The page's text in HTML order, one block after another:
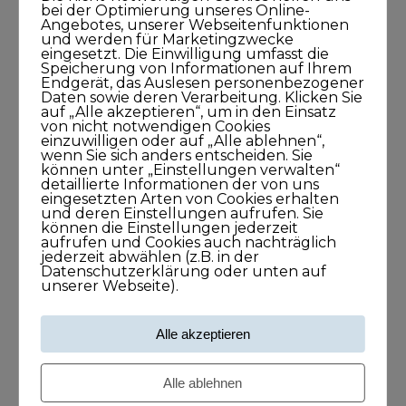
Meine Podcasts
Andreas Dämon ist der Geburtshelfer
für Lösungen
26. November 2021
1Stunde1Minuten
29. September 2021
bei der Optimierung unseres Online-
Angebotes, unserer Webseitenfunktionen
und werden für Marketingzwecke
eingesetzt. Die Einwilligung umfasst die
Speicherung von Informationen auf Ihrem
Endgerät, das Auslesen personenbezogener
Daten sowie deren Verarbeitung. Klicken Sie
auf „Alle akzeptieren“, um in den Einsatz
von nicht notwendigen Cookies
einzuwilligen oder auf „Alle ablehnen“,
wenn Sie sich anders entscheiden. Sie
können unter „Einstellungen verwalten“
detaillierte Informationen der von uns
eingesetzten Arten von Cookies erhalten
und deren Einstellungen aufrufen. Sie
können die Einstellungen jederzeit
aufrufen und Cookies auch nachträglich
jederzeit abwählen (z.B. in der
Datenschutzerklärung oder unten auf
unserer Webseite).
Alle akzeptieren
Alle ablehnen